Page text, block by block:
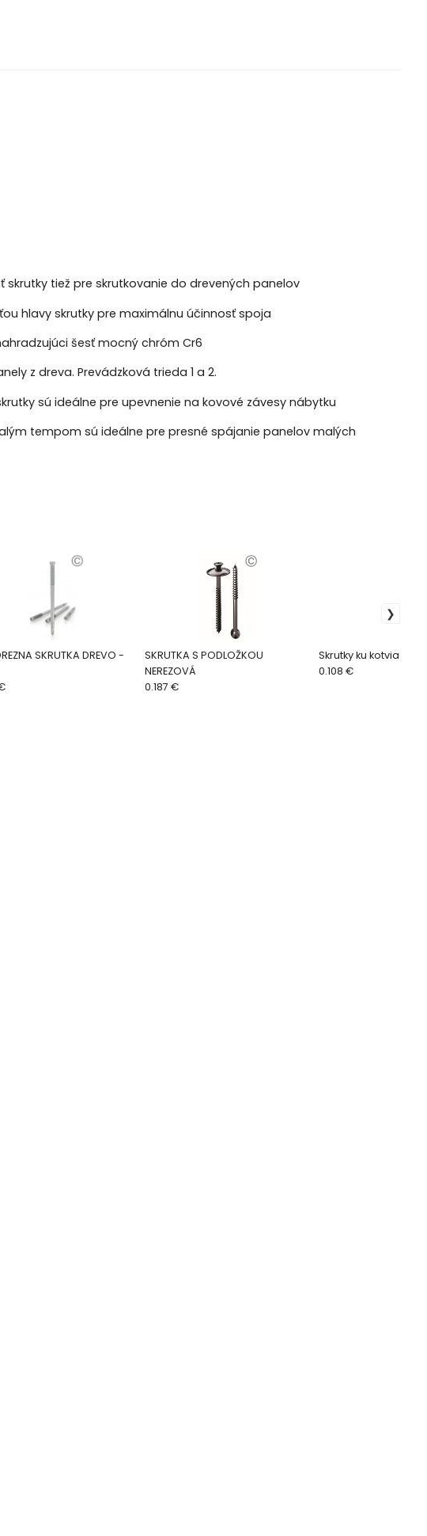
tiež pre skrutkovanie do drevených panelov
hlavy skrutky pre maximálnu účinnosť spoja
šesť mocný chróm Cr6
z dreva. Prevádzková trieda 1 a 2.
sú ideálne pre upevnenie na kovové závesy nábytku
tempom sú ideálne pre presné spájanie panelov malých
SKRUTKA DREVO -
SKRUTKA S PODLOŽKOU
NEREZOVÁ
0.187 €
Skrutky ku kotviacim
0.108 €